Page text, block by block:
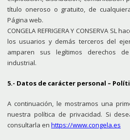
título oneroso o gratuito, de
Página web.
CONGELA REFRIGERA Y CONSERVA
los usuarios y demás terceros del
amparen sus legítimos derechos
industrial.
5.- Datos de carácter personal –
A continuación, le mostramos una
nuestra política de privacidad. Si
consultarla en https://www.congela.es